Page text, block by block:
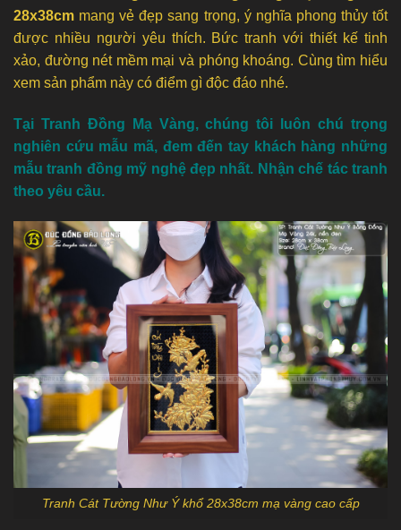
28x38cm mang vẻ đẹp sang trọng, ý nghĩa phong thủy tốt
được nhiều người yêu thích. Bức tranh với thiết kế tinh
xảo, đường nét mềm mại và phóng khoáng. Cùng tìm hiểu
xem sản phẩm này có điểm gì độc đáo nhé.
Tại Tranh Đồng Mạ Vàng, chúng tôi luôn chú trọng
nghiên cứu mẫu mã, đem đến tay khách hàng những
mẫu tranh đồng mỹ nghệ đẹp nhất. Nhận chế tác tranh
theo yêu cầu.
Tranh Cát Tường Như Ý khổ 28x38cm mạ vàng cao cấp